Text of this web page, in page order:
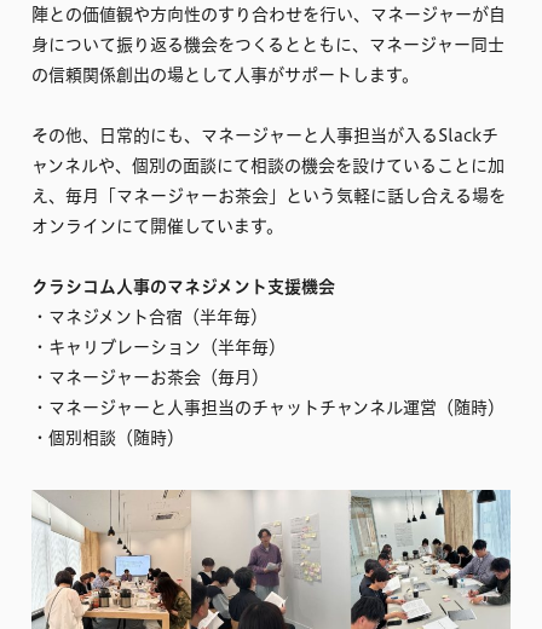
陣との価値観や方向性のすり合わせを行い、マネージャーが自
身について振り返る機会をつくるとともに、マネージャー同士
の信頼関係創出の場として人事がサポートします。
その他、日常的にも、マネージャーと人事担当が入るSlackチ
ャンネルや、個別の面談にて相談の機会を設けていることに加
え、毎月「マネージャーお茶会」という気軽に話し合える場を
オンラインにて開催しています。
クラシコム人事のマネジメント支援機会
・マネジメント合宿（半年毎）
・キャリブレーション（半年毎）
・マネージャーお茶会（毎月）
・マネージャーと人事担当のチャットチャンネル運営（随時）
・個別相談（随時）